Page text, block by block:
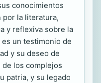
conocimientos
por la literatura,
y reflexiva sobre la
un testimonio de
y su deseo de
los complejos
patria, y su legado